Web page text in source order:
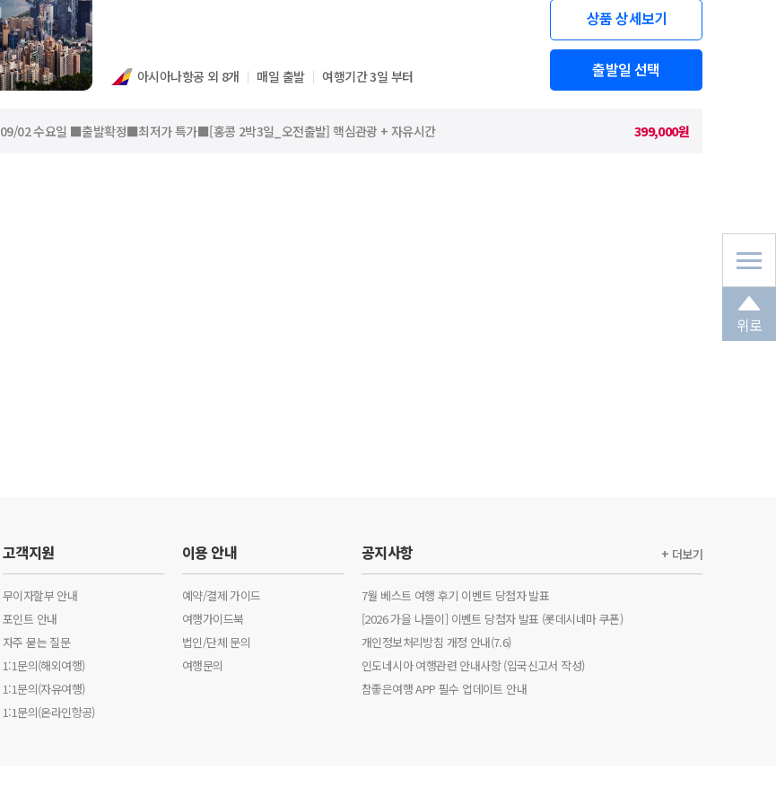
위로
아시아나항공 외 8개 매일 출발 여행기간 3일 부터
상품 상세보기
출발일 선택
09/02 수요일 ■출발확정■최저가 특가■[홍콩 2박3일_오전출발] 핵심관광 + 자유시간 399,000원
고객지원
무이자할부 안내
포인트 안내
자주 묻는 질문
1:1문의(해외여행)
1:1문의(자유여행)
1:1문의(온라인항공)
이용 안내
예약/결제 가이드
여행가이드북
법인/단체 문의
여행문의
공지사항 + 더보기
7월 베스트 여행 후기 이벤트 당첨자 발표
[2026 가을 나들이] 이벤트 당첨자 발표 (롯데시네마 쿠폰)
개인정보처리방침 개정 안내(7.6)
인도네시아 여행관련 안내사항 (입국신고서 작성)
참좋은여행 APP 필수 업데이트 안내